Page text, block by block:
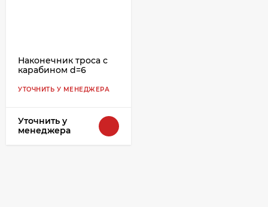
Наконечник троса с
карабином d=6
УТОЧНИТЬ У МЕНЕДЖЕРА
Уточнить у
менеджера